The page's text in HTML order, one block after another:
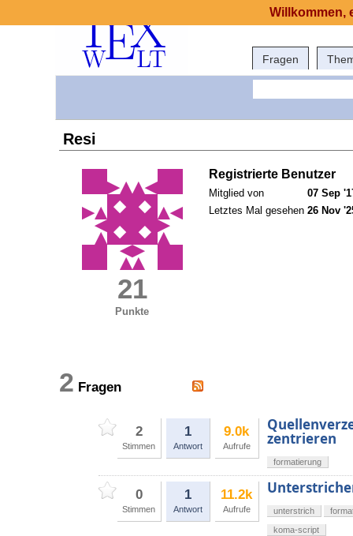
Fragen
Resi
21
Punkte
Registrierte Benutzer
Mitglied von
07 Sep
Letztes Mal gesehen 26 Nov
2 Fragen
2
Stimmen
1
Antwort
9.0k
Aufrufe zentrieren
formatierung
0
Stimmen
1
Antwort
11.2k
Aufrufe unterstrich
koma-script
Willkommen,